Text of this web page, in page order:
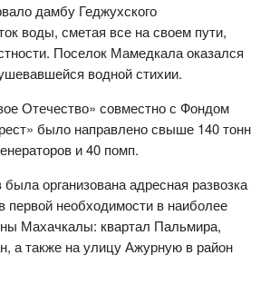
дамбу Геджухского
воды, сметая все на своем пути,
Поселок Мамедкала оказался
водной стихии.
Отечество» совместно с Фондом
было направлено свыше 140 тонн
и 40 помп.
организована адресная развозка
первой необходимости в наиболее
Махачкалы: квартал Пальмира,
а также на улицу Ажурную в район